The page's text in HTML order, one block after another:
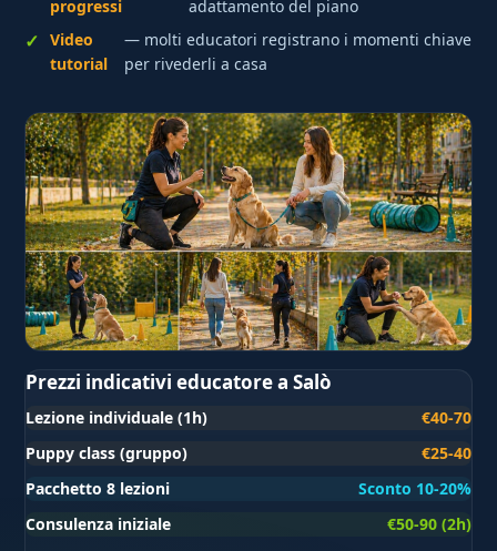
progressi
adattamento del piano
Video
tutorial
— molti educatori registrano i momenti chiave
per rivederli a casa
Prezzi indicativi educatore a Salò
Lezione individuale (1h)
€40-70
Puppy class (gruppo)
€25-40
Pacchetto 8 lezioni
Sconto 10-20%
Consulenza iniziale
€50-90 (2h)